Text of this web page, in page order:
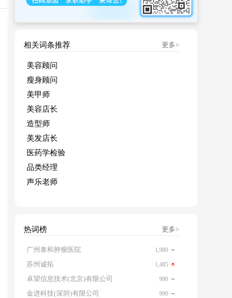
相关词条推荐 更多>
美容顾问
瘦身顾问
美甲师
美容店长
造型师
美发店长
医药学检验
品类经理
声乐老师
热词榜 更多>
广州泰和肿瘤医院 1,980
苏州诚拓 1,485
卓望信息技术(北京)有限公司 990
金进科技(深圳)有限公司 990